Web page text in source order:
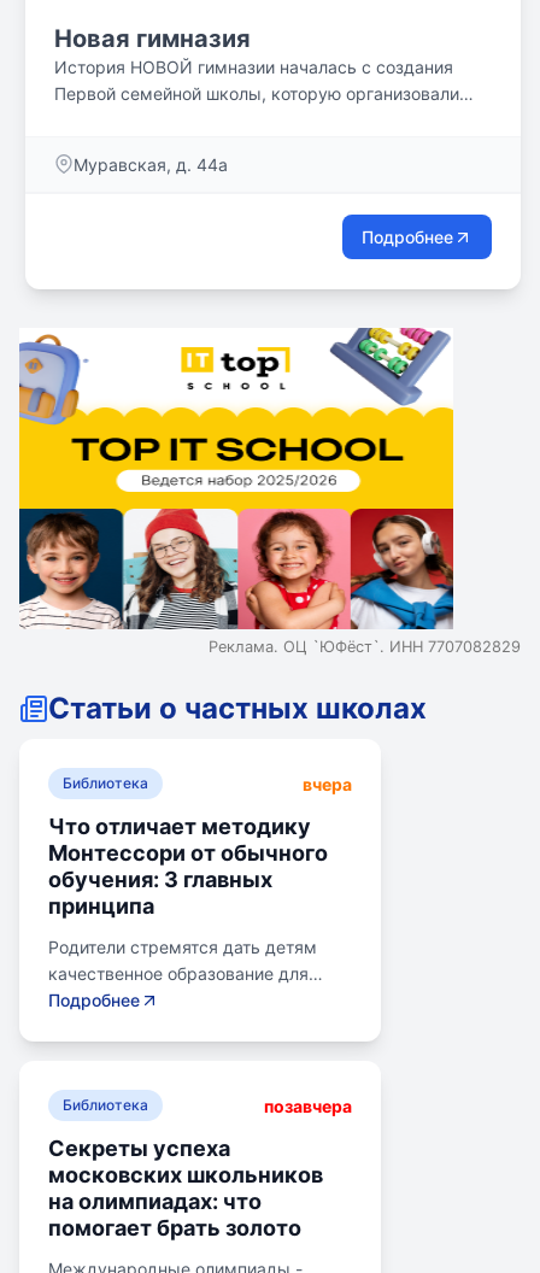
Новая гимназия
История НОВОЙ гимназии началась с создания
Первой семейной школы, которую организовали
хотели дать такое образование своим детям. Мы
бесценный опыт взаимодействия между
учителями, учениками и родителями. Мы видим
движение вперед.
Муравская, д. 44а
Подробнее
Реклама. ОЦ `ЮФёст`. ИНН 7707082829
Статьи о частных школах
Библиотека вчера
Что отличает методику
Монтессори от обычного
обучения: 3 главных
принципа
Родители стремятся дать детям
качественное образование для
лучшего будущего. Обучение по
школа предлагает уроки на
эксперименты и творческие
погружения для развития детей.
Разные стили обучения подходят
для разных типов учеников:
экспериментаторы, читатели,
Подробнее
Библиотека позавчера
Секреты успеха
московских школьников
на олимпиадах: что
помогает брать золото
Международные олимпиады -